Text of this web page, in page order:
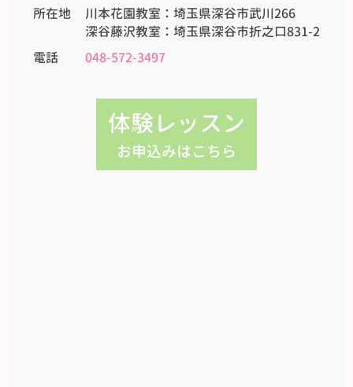
所在地
川本花園教室：埼玉県深谷市武川266
深谷藤沢教室：埼玉県深谷市折之口831-2
電話
048-572-3497
体験レッスン
お申込みはこちら